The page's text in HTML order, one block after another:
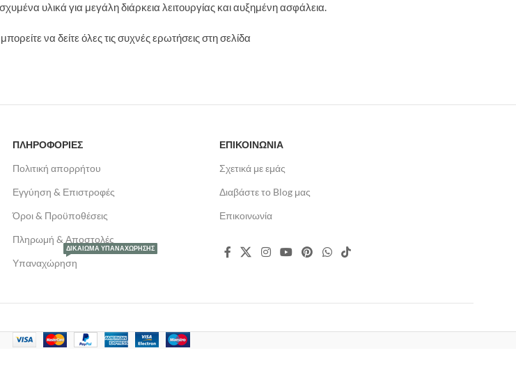
υλικά για μεγάλη διάρκεια λειτουργίας και αυξημένη ασφάλεια.
να δείτε όλες τις συχνές ερωτήσεις στη σελίδα
ΠΛΗΡΟΦΟΡΙΕΣ
Πολιτική απορρήτου
Εγγύηση & Επιστροφές
Όροι & Προϋποθέσεις
Πληρωμή & Αποστολές
Υπαναχώρηση
ΔΙΚΑΊΩΜΑ ΥΠΑΝΑΧΏΡΗΣΗΣ
ΕΠΙΚΟΙΝΩΝΙΑ
Σχετικά με εμάς
Διαβάστε το Blog μας
Επικοινωνία